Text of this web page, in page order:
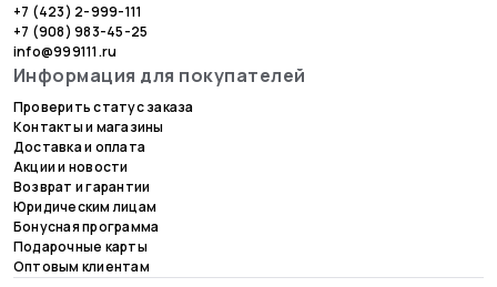
+7 (423) 2-999-111
+7 (908) 983-45-25
info@999111.ru
Информация для покупателей
Проверить статус заказа
Контакты и магазины
Доставка и оплата
Акции и новости
Возврат и гарантии
Юридическим лицам
Бонусная программа
Подарочные карты
Оптовым клиентам